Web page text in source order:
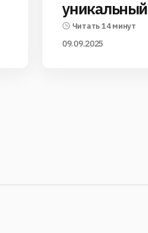
Читать 14 минут
09.09.2025